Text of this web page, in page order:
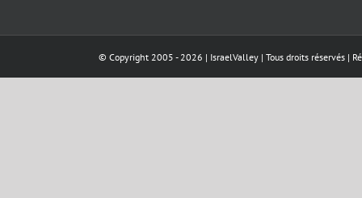
© Copyright 2005 - 2026 | IsraelValley | Tous droits réservés |